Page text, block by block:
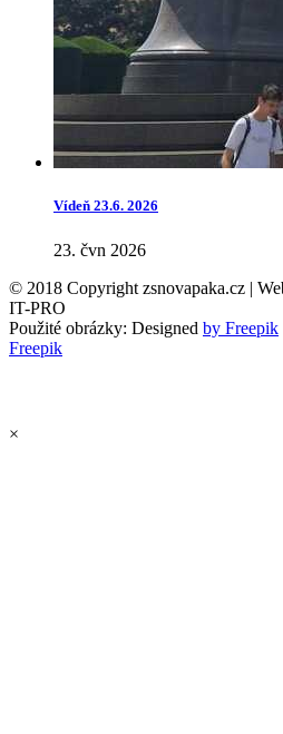
Vídeň 23.6. 2026
23. čvn 2026
© 2018 Copyright zsnovapaka.cz |
IT-PRO
Použité obrázky: Designed by Freepik
Freepik
×